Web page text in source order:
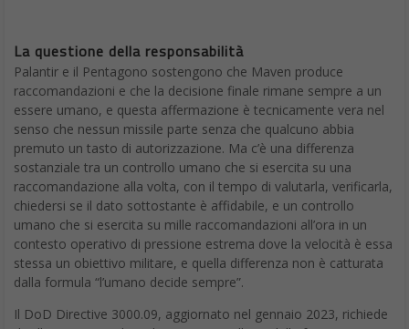
La questione della responsabilità
Palantir e il Pentagono sostengono che Maven produce
raccomandazioni e che la decisione finale rimane sempre a un
essere umano, e questa affermazione è tecnicamente vera nel
senso che nessun missile parte senza che qualcuno abbia
premuto un tasto di autorizzazione. Ma c’è una differenza
sostanziale tra un controllo umano che si esercita su una
raccomandazione alla volta, con il tempo di valutarla, verificarla,
chiedersi se il dato sottostante è affidabile, e un controllo
umano che si esercita su mille raccomandazioni all’ora in un
contesto operativo di pressione estrema dove la velocità è essa
stessa un obiettivo militare, e quella differenza non è catturata
dalla formula “l’umano decide sempre”.
Il DoD Directive 3000.09, aggiornato nel gennaio 2023, richiede